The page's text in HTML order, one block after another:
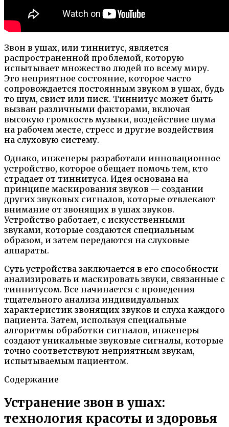
Звон в ушах, или тиннитус, является
распространенной проблемой, которую
испытывает множество людей по всему миру.
Это неприятное состояние, которое часто
сопровождается постоянным звуком в ушах, будь
то шум, свист или писк. Тиннитус может быть
вызван различными факторами, включая
высокую громкость музыки, воздействие шума
на рабочем месте, стресс и другие воздействия
на слуховую систему.
Однако, инженеры разработали инновационное
устройство, которое обещает помочь тем, кто
страдает от тиннитуса. Идея основана на
принципе маскирования звуков — создании
других звуковых сигналов, которые отвлекают
внимание от звонящих в ушах звуков.
Устройство работает, с искусственными
звуками, которые создаются специальным
образом, и затем передаются на слуховые
аппараты.
Суть устройства заключается в его способности
анализировать и маскировать звуки, связанные с
тиннитусом. Все начинается с проведения
тщательного анализа индивидуальных
характеристик звонящих звуков и слуха каждого
пациента. Затем, используя специальные
алгоритмы обработки сигналов, инженеры
создают уникальные звуковые сигналы, которые
точно соответствуют неприятным звукам,
испытываемым пациентом.
Содержание
Устранение звон в ушах:
технология красоты и здоровья